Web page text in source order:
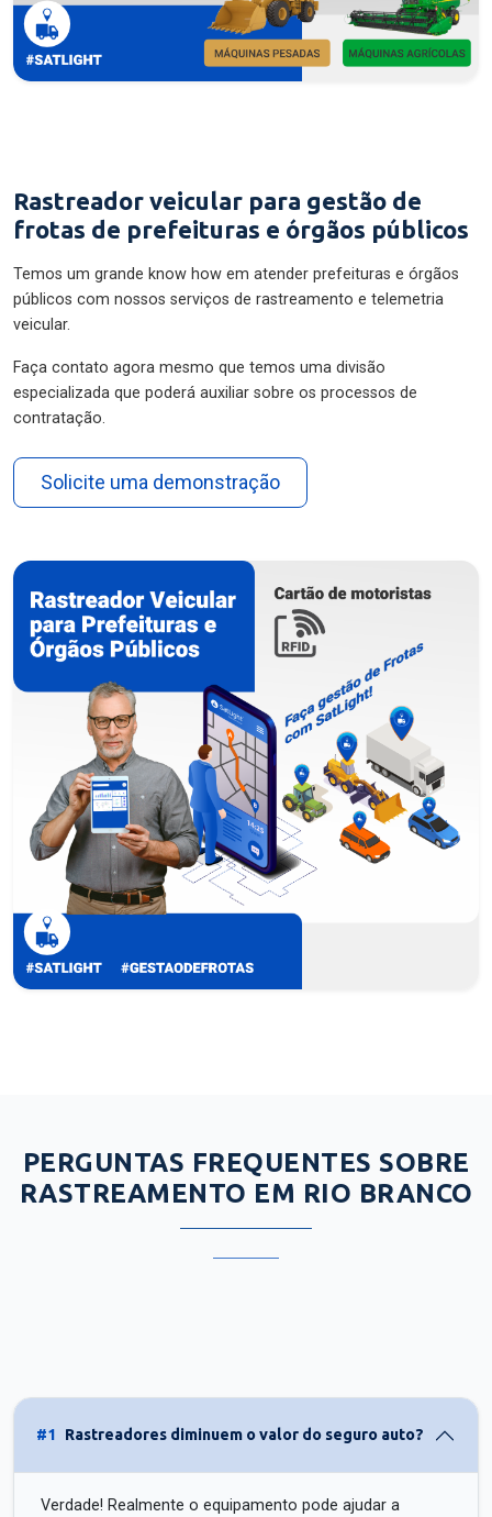
Rastreador veicular para gestão de
frotas de prefeituras e órgãos públicos
Temos um grande know how em atender prefeituras e órgãos
públicos com nossos serviços de rastreamento e telemetria
veicular.
Faça contato agora mesmo que temos uma divisão
especializada que poderá auxiliar sobre os processos de
contratação.
Solicite uma demonstração
PERGUNTAS FREQUENTES SOBRE
RASTREAMENTO EM RIO BRANCO
#1 Rastreadores diminuem o valor do seguro auto?
Verdade! Realmente o equipamento pode ajudar a